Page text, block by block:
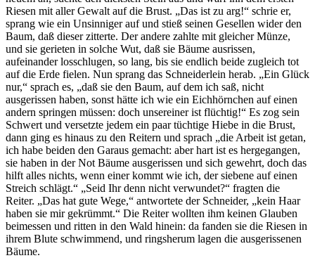
Riesen mit aller Gewalt auf die Brust. „Das ist zu arg!“ schrie er,
sprang wie ein Unsinniger auf und stieß seinen Gesellen wider den
Baum, daß dieser zitterte. Der andere zahlte mit gleicher Münze,
und sie gerieten in solche Wut, daß sie Bäume ausrissen,
aufeinander losschlugen, so lang, bis sie endlich beide zugleich tot
auf die Erde fielen. Nun sprang das Schneiderlein herab. „Ein Glück
nur,“ sprach es, „daß sie den Baum, auf dem ich saß, nicht
ausgerissen haben, sonst hätte ich wie ein Eichhörnchen auf einen
andern springen müssen: doch unsereiner ist flüchtig!“ Es zog sein
Schwert und versetzte jedem ein paar tüchtige Hiebe in die Brust,
dann ging es hinaus zu den Reitern und sprach „die Arbeit ist getan,
ich habe beiden den Garaus gemacht: aber hart ist es hergegangen,
sie haben in der Not Bäume ausgerissen und sich gewehrt, doch das
hilft alles nichts, wenn einer kommt wie ich, der siebene auf einen
Streich schlägt.“ „Seid Ihr denn nicht verwundet?“ fragten die
Reiter. „Das hat gute Wege,“ antwortete der Schneider, „kein Haar
haben sie mir gekrümmt.“ Die Reiter wollten ihm keinen Glauben
beimessen und ritten in den Wald hinein: da fanden sie die Riesen in
ihrem Blute schwimmend, und ringsherum lagen die ausgerissenen
Bäume.